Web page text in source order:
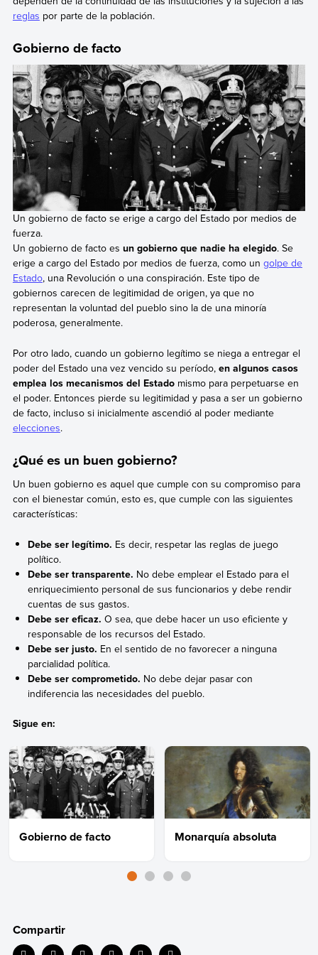
reglas por parte de la población.
Gobierno de facto
Un gobierno de facto se erige a cargo del Estado por medios de
fuerza.
Un gobierno de facto es un gobierno que nadie ha elegido. Se
erige a cargo del Estado por medios de fuerza, como un golpe de
Estado, una Revolución o una conspiración. Este tipo de
gobiernos carecen de legitimidad de origen, ya que no
representan la voluntad del pueblo sino la de una minoría
poderosa, generalmente.
Por otro lado, cuando un gobierno legítimo se niega a entregar el
poder del Estado una vez vencido su período, en algunos casos
emplea los mecanismos del Estadomismo para perpetuarse en
el poder. Entonces pierde su legitimidad y pasa a ser un gobierno
de facto, incluso si inicialmente ascendió al poder mediante
elecciones.
¿Qué es un buen gobierno?
Un buen gobierno es aquel que cumple con su compromiso para
con el bienestar común, esto es, que cumple con las siguientes
características:
Debe ser legítimo. Es decir, respetar las reglas de juego
político.
Debe ser transparente. No debe emplear el Estado para el
enriquecimiento personal de sus funcionarios y debe rendir
cuentas de sus gastos.
Debe ser eficaz. O sea, que debe hacer un uso eficiente y
responsable de los recursos del Estado.
Debe ser justo. En el sentido de no favorecer a ninguna
parcialidad política.
Debe ser comprometido. No debe dejar pasar con
indiferencia las necesidades del pueblo.
Sigue en:
Gobierno de facto Monarquía absoluta
Compartir